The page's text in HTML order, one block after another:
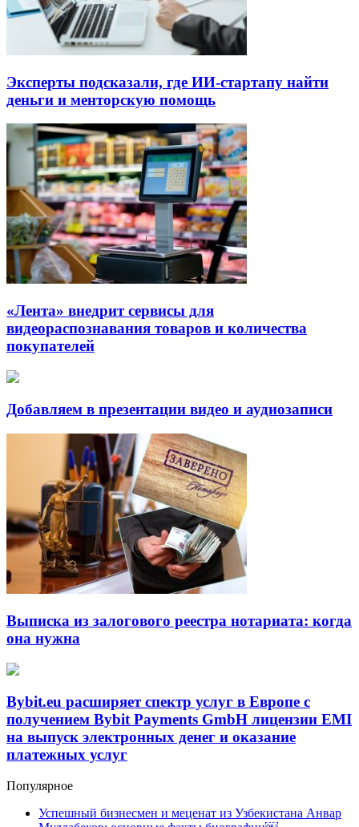
Эксперты подсказали, где ИИ-стартапу найти
деньги и менторскую помощь
«Лента» внедрит сервисы для
видеораспознавания товаров и количества
покупателей
Добавляем в презентации видео и аудиозаписи
Выписка из залогового реестра нотариата: когда
она нужна
Bybit.eu расширяет спектр услуг в Европе с
получением Bybit Payments GmbH лицензии EMI
на выпуск электронных денег и оказание
платежных услуг
Популярное
Успешный бизнесмен и меценат из Узбекистана Анвар